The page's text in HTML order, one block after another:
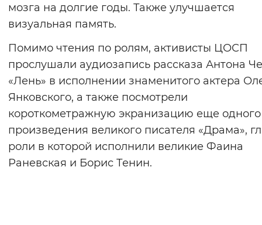
мозга на долгие годы. Также улучшается
визуальная память.
Помимо чтения по ролям, активисты ЦОСП
прослушали аудиозапись рассказа Антона
«Лень» в исполнении знаменитого актера
Янковского, а также посмотрели
короткометражную экранизацию еще одного
произведения великого писателя «Драма»,
роли в которой исполнили великие Фаина
Раневская и Борис Тенин.